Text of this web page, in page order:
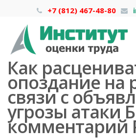
+7 (812) 467-48-80
Как
опоздание на
связи с
угрозы атаки
комментарий